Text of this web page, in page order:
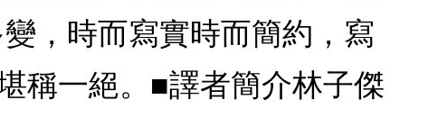
，時而寫實時而簡約，寫
稱一絕。■譯者簡介林子傑